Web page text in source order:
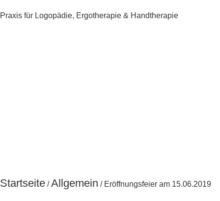
Praxis für Logopädie, Ergotherapie & Handtherapie
Startseite / Allgemein / Eröffnungsfeier am 15.06.2019